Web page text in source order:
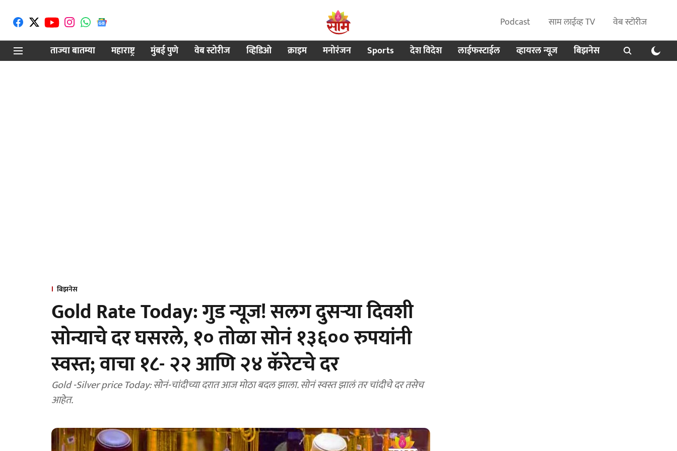
Podcast साम लाईव्ह TV
वेब स्टोरीज
ताज्या बातम्या
महाराष्ट्र मुंबई पुणे वेब स्टोरीज व्हिडिओ क्राइम मनोरंजन Sports देश विदेश लाईफस्टाईल व्हायरल न्यूज बिझनेस
बिझनेस
Gold Rate Today: गुड न्यूज! सलग दुसऱ्या दिवशी
सोन्याचे दर घसरले, १० तोळा सोनं १३६०० रुपयांनी
स्वस्त; वाचा १८- २२ आणि २४ कॅरेटचे दर
Gold -Silver price Today: सोनं-चांदीच्या दरात आज मोठा बदल झाला. सोनं स्वस्त झालं तर चांदीचे दर तसेच
आहेत.